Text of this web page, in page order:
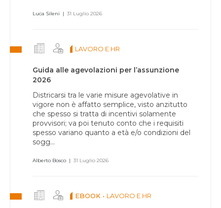
Luca Sileni | 31 Luglio 2026
LAVORO E HR
Guida alle agevolazioni per l’assunzione
2026
Districarsi tra le varie misure agevolative in
vigore non è affatto semplice, visto anzitutto
che spesso si tratta di incentivi solamente
provvisori; va poi tenuto conto che i requisiti
spesso variano quanto a età e/o condizioni del
sogg...
Alberto Bosco | 31 Luglio 2026
EBOOK • LAVORO E HR